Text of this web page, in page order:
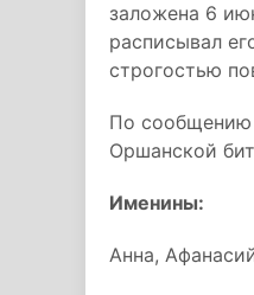
заложена 6
расписывал
строгостью
По сообщению
Оршанской
Именины:
Анна,